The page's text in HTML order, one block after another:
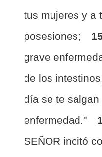
tus mujeres y a
posesiones;
15
grave
de los
día se te
enfermedad."
SEÑOR incitó